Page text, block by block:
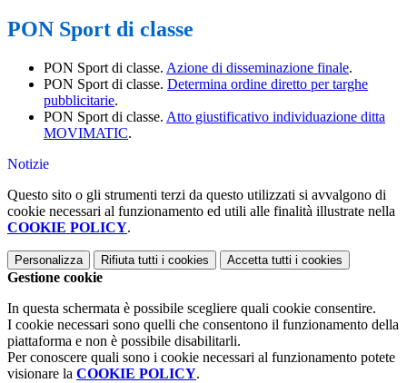
PON Sport di classe
PON Sport di classe. Azione di disseminazione finale.
PON Sport di classe. Determina ordine diretto per targhe
pubblicitarie.
PON Sport di classe. Atto giustificativo individuazione ditta
MOVIMATIC.
Notizie
Questo sito o gli strumenti terzi da questo utilizzati si avvalgono di
cookie necessari al funzionamento ed utili alle finalità illustrate nella
COOKIE POLICY.
Personalizza Rifiuta tutti i cookies Accetta tutti i cookies
Gestione cookie
In questa schermata è possibile scegliere quali cookie consentire.
I cookie necessari sono quelli che consentono il funzionamento della
piattaforma e non è possibile disabilitarli.
Per conoscere quali sono i cookie necessari al funzionamento potete
visionare la COOKIE POLICY.